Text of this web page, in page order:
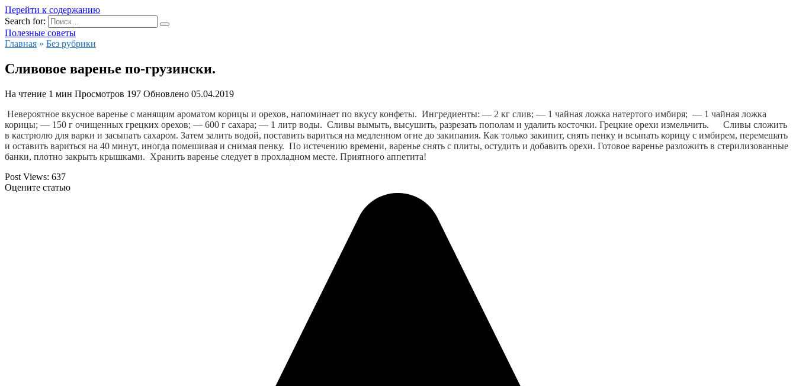
Перейти к содержанию
Search for:
Полезные советы
Главная » Без рубрики
Сливовое варенье по-грузински.
На чтение 1 мин Просмотров 197 Обновлено 05.04.2019
Невероятное вкусное варенье с манящим ароматом корицы и орехов, напоминает по вкусу конфеты.  Ингредиенты: — 2 кг слив; — 1 чайная ложка натертого имбиря; — 1 чайная ложка
корицы; — 150 г очищенных грецких орехов; — 600 г сахара; — 1 литр воды.  Сливы вымыть, высушить, разрезать пополам и удалить косточки. Грецкие орехи измельчить.      Сливы сложить
в кастрюлю для варки и засыпать сахаром. Затем залить водой, поставить вариться на медленном огне до закипания. Как только закипит, снять пенку и всыпать корицу с имбирем, перемешать
и оставить вариться на 40 минут, иногда помешивая и снимая пенку.  По истечению времени, варенье снять с плиты, остудить и добавить орехи. Готовое варенье разложить в стерилизованные
банки, плотно закрыть крышками.  Хранить варенье следует в прохладном месте. Приятного аппетита!
Post Views: 637
Оцените статью